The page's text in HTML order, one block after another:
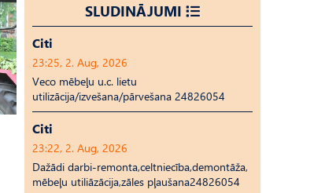
SLUDINĀJUMI
Citi
23:25, 2. Aug, 2026
Veco mēbeļu u.c. lietu
utilizācija/izvešana/pārvešana 24826054
Citi
23:22, 2. Aug, 2026
Dažādi darbi-remonta,celtniecība,demontāža,
mēbeļu utiliāzācija,zāles pļaušana24826054